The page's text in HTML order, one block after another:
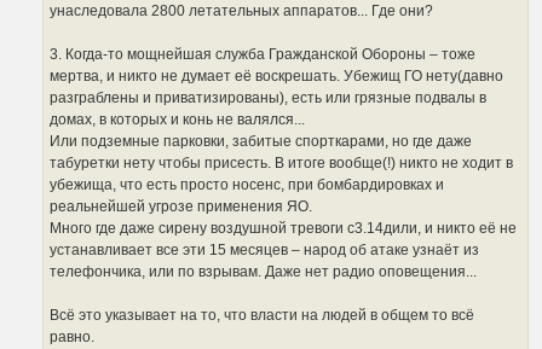
унаследовала 2800 летательных аппаратов... Где они?
3. Когда-то мощнейшая служба Гражданской Обороны – тоже
мертва, и никто не думает её воскрешать. Убежищ ГО нету(давно
разграблены и приватизированы), есть или грязные подвалы в
домах, в которых и конь не валялся...
Или подземные парковки, забитые спорткарами, но где даже
табуретки нету чтобы присесть. В итоге вообще(!) никто не ходит в
убежища, что есть просто носенс, при бомбардировках и
реальнейшей угрозе применения ЯО.
Много где даже сирену воздушной тревоги с3.14дили, и никто её не
устанавливает все эти 15 месяцев – народ об атаке узнаёт из
телефончика, или по взрывам. Даже нет радио оповещения...
Всё это указывает на то, что власти на людей в общем то всё
равно.